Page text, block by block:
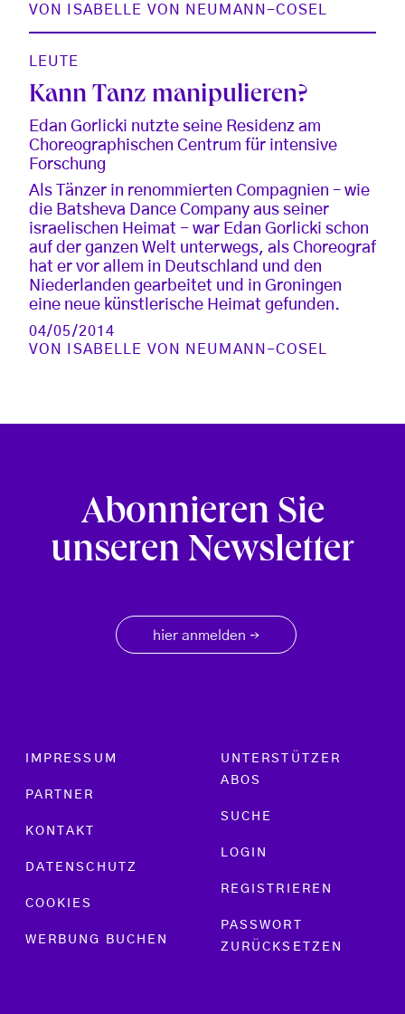
VON
ISABELLE VON NEUMANN-COSEL
LEUTE
Kann Tanz manipulieren?
Edan Gorlicki nutzte seine Residenz am
Choreographischen Centrum für intensive
Forschung
Als Tänzer in renommierten Compagnien – wie
die Batsheva Dance Company aus seiner
israelischen Heimat - war Edan Gorlicki schon
auf der ganzen Welt unterwegs, als Choreograf
hat er vor allem in Deutschland und den
Niederlanden gearbeitet und in Groningen
eine neue künstlerische Heimat gefunden.
04/05/2014
VON
ISABELLE VON NEUMANN-COSEL
Abonnieren Sie
unseren Newsletter
hier anmelden →
Footer menu
IMPRESSUM
PARTNER
KONTAKT
DATENSCHUTZ
COOKIES
WERBUNG BUCHEN
UNTERSTÜTZER
ABOS
SUCHE
LOGIN
REGISTRIEREN
PASSWORT
ZURÜCKSETZEN